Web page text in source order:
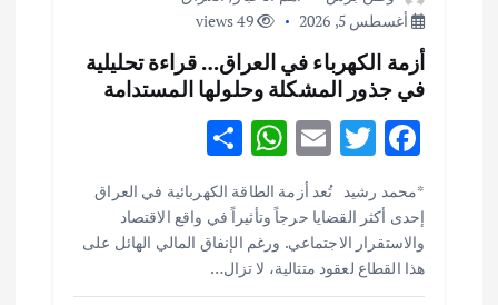
أغسطس 5, 2026
49 views
أزمة الكهرباء في العراق… قراءة تحليلية
في جذور المشكلة وحلولها المستدامة
F
e
b
o
T
w
it
te
r
E
m
ai
l
W
h
at
s
A
S
h
ar
e
*محمد رشيد تُعد أزمة الطاقة الكهربائية في العراق
إحدى أكثر القضايا حرجاً وتأثيراً في واقع الاقتصاد
والاستقرار الاجتماعي. ورغم الإنفاق المالي الهائل على
هذا القطاع لعقود متتالية، لا تزال…
ثقافة وفنون
اختتام ورشة السينوغرافيا في مدينة كلباء الاماراتية
أغسطس 3, 2026